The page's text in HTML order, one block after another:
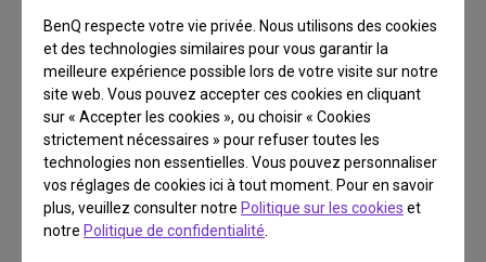
BenQ respecte votre vie privée. Nous utilisons des cookies
et des technologies similaires pour vous garantir la
meilleure expérience possible lors de votre visite sur notre
site web. Vous pouvez accepter ces cookies en cliquant
sur « Accepter les cookies », ou choisir « Cookies
strictement nécessaires » pour refuser toutes les
technologies non essentielles. Vous pouvez personnaliser
vos réglages de cookies ici à tout moment. Pour en savoir
plus, veuillez consulter notre Politique sur les cookies et
notre Politique de confidentialité
FAQ
Vous avez une question?
Lire la réponse